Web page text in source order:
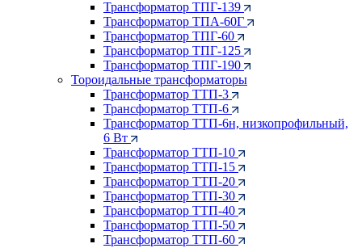
Трансформатор ТПГ-139
Трансформатор ТПА-60Г
Трансформатор ТПГ-60
Трансформатор ТПГ-125
Трансформатор ТПГ-190
Тороидальные трансформаторы
Трансформатор ТТП-3
Трансформатор ТТП-6
Трансформатор ТТП-6н, низкопрофильный,
6 Вт
Трансформатор ТТП-10
Трансформатор ТТП-15
Трансформатор ТТП-20
Трансформатор ТТП-30
Трансформатор ТТП-40
Трансформатор ТТП-50
Трансформатор ТТП-60